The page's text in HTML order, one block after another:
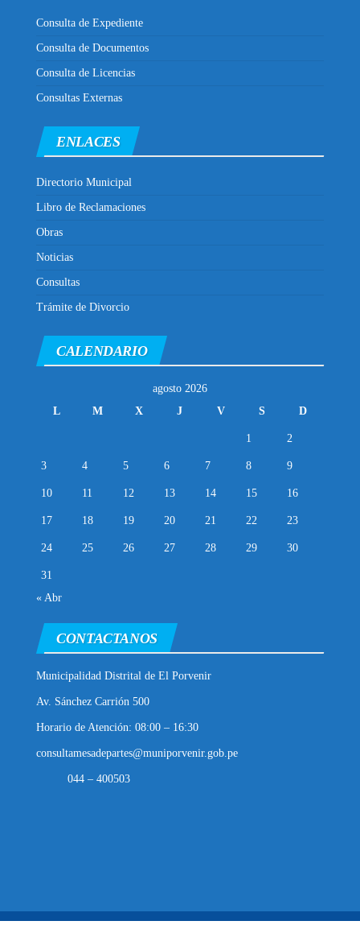
Consulta de Expediente
Consulta de Documentos
Consulta de Licencias
Consultas Externas
ENLACES
Directorio Municipal
Libro de Reclamaciones
Obras
Noticias
Consultas
Trámite de Divorcio
CALENDARIO
agosto 2026
L
M X J V S D
1 2
3 4 5 6 7 8 9
10 11 12 13 14 15 16
17 18 19 20 21 22 23
24 25 26 27 28 29 30
31
« Abr
CONTACTANOS
Municipalidad Distrital de El Porvenir
Av. Sánchez Carrión 500
Horario de Atención: 08:00 – 16:30
consultamesadepartes@muniporvenir.gob.pe
044 – 400503